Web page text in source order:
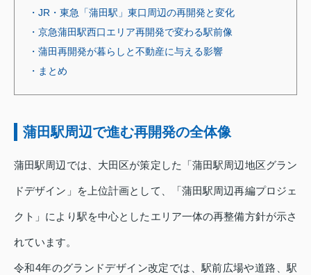
・JR・東急「蒲田駅」東口周辺の再開発と変化
・京急蒲田駅西口エリア再開発で変わる駅前像
・蒲田再開発が暮らしと不動産に与える影響
・まとめ
蒲田駅周辺で進む再開発の全体像
蒲田駅周辺では、大田区が策定した「蒲田駅周辺地区グラン
ドデザイン」を上位計画として、「蒲田駅周辺再編プロジェ
クト」により駅を中心としたエリア一体の再整備方針が示さ
れています。
令和4年のグランドデザイン改定では、駅前広場や道路、駅